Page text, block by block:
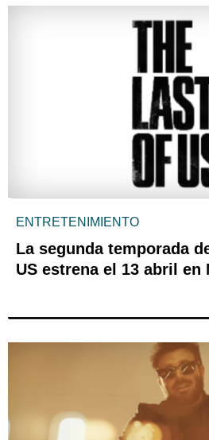
ENTRETENIMIENTO
La segunda temporada
US estrena el 13 abril en